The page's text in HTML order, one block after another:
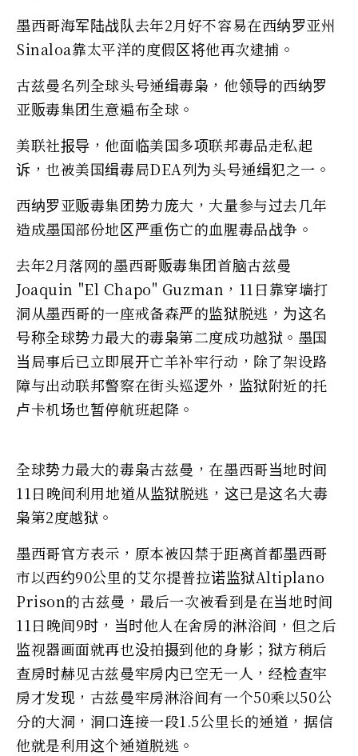
墨西哥海军陆战队去年2月好不容易在西纳罗亚州
Sinaloa靠太平洋的度假区将他再次逮捕。
古兹曼名列全球头号通缉毒枭，他领导的西纳罗
亚贩毒集团生意遍布全球。
美联社报导，他面临美国多项联邦毒品走私起
诉，也被美国缉毒局DEA列为头号通缉犯之一。
西纳罗亚贩毒集团势力庞大，大量参与过去几年
造成墨国部份地区严重伤亡的血腥毒品战争。
去年2月落网的墨西哥贩毒集团首脑古兹曼
Joaquin "El Chapo" Guzman，11日靠穿墙打
洞从墨西哥的一座戒备森严的监狱脱逃，为这名
号称全球势力最大的毒枭第二度成功越狱。墨国
当局事后已立即展开亡羊补牢行动，除了架设路
障与出动联邦警察在街头巡逻外，监狱附近的托
卢卡机场也暂停航班起降。
全球势力最大的毒枭古兹曼，在墨西哥当地时间
11日晚间利用地道从监狱脱逃，这已是这名大毒
枭第2度越狱。
墨西哥官方表示，原本被囚禁于距离首都墨西哥
市以西约90公里的艾尔提普拉诺监狱Altiplano
Prison的古兹曼，最后一次被看到是在当地时间
11日晚间9时，当时他人在舍房的淋浴间，但之后
监视器画面就再也没拍摄到他的身影；狱方稍后
查房时赫见古兹曼牢房内已空无一人，经检查牢
房才发现，古兹曼牢房淋浴间有一个50乘以50公
分的大洞，洞口连接一段1.5公里长的通道，据信
他就是利用这个通道脱逃。